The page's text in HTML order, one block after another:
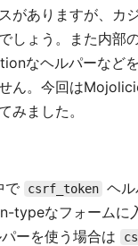
がありますが、カ
しょう。また内部
なヘルパーなど
ん。今回は
みました。
で csrf_token ヘ
typeなフォームに
ーを使う場合は